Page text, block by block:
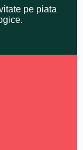
pe piata